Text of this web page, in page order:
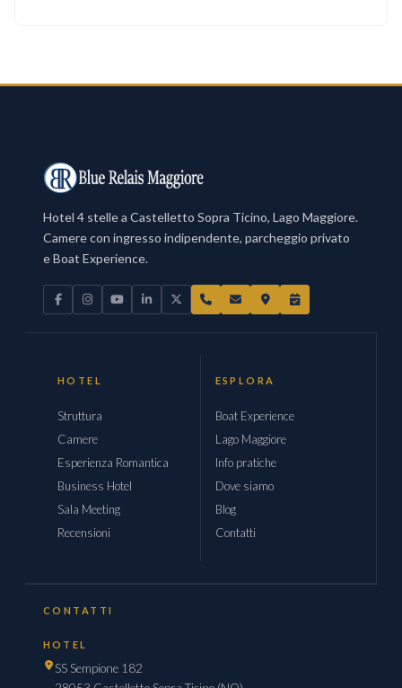
Hotel 4 stelle a Castelletto Sopra Ticino, Lago Maggiore.
Camere con ingresso indipendente, parcheggio privato
e Boat Experience.
HOTEL
Struttura
Camere
Esperienza Romantica
Business Hotel
Sala Meeting
Recensioni
ESPLORA
Boat Experience
Lago Maggiore
Info pratiche
Dove siamo
Blog
Contatti
CONTATTI
HOTEL
SS Sempione 182